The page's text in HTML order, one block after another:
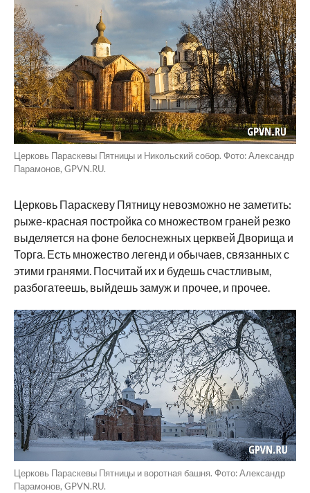
Церковь Параскевы Пятницы и Никольский собор. Фото: Александр
Парамонов, GPVN.RU.
Церковь Параскеву Пятницу невозможно не заметить:
рыже-красная постройка со множеством граней резко
выделяется на фоне белоснежных церквей Дворища и
Торга. Есть множество легенд и обычаев, связанных с
этими гранями. Посчитай их и будешь счастливым,
разбогатеешь, выйдешь замуж и прочее, и прочее.
Церковь Параскевы Пятницы и воротная башня. Фото: Александр
Парамонов, GPVN.RU.